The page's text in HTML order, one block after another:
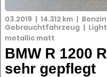
03.2019 | 14.312 km | Benzin
Gebrauchtfahrzeug |
metallic matt
BMW R 1200
sehr gepflegt